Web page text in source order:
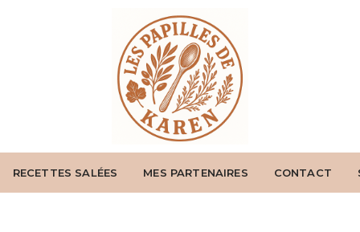
RECETTES SALÉES MES PARTENAIRES CONTACT